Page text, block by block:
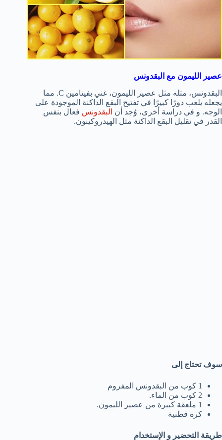
عصير الليمون مع البقدونس
البقدونس، مثله مثل عصير الليمون، غني بفيتامين C. مما
يجعله يلعب دورًا كبيرًا في تفتيح البقع الداكنة الموجودة على
الوجه. و في دراسة أخرى، وُجد أن البقدونس فعال بنفس
القدر في تقليل البقع الداكنة مثل الهيدروكينون.
سوف تحتاج إلى
1 كوب من البقدونس المفروم
2 كوب من الماء.
1 ملعقة كبيرة من عصير الليمون.
كرة قطنية
طريقة التحضير و الإستخدام